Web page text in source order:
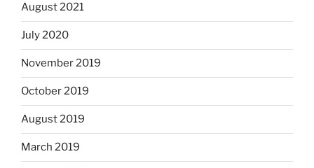
August 2021
July 2020
November 2019
October 2019
August 2019
March 2019